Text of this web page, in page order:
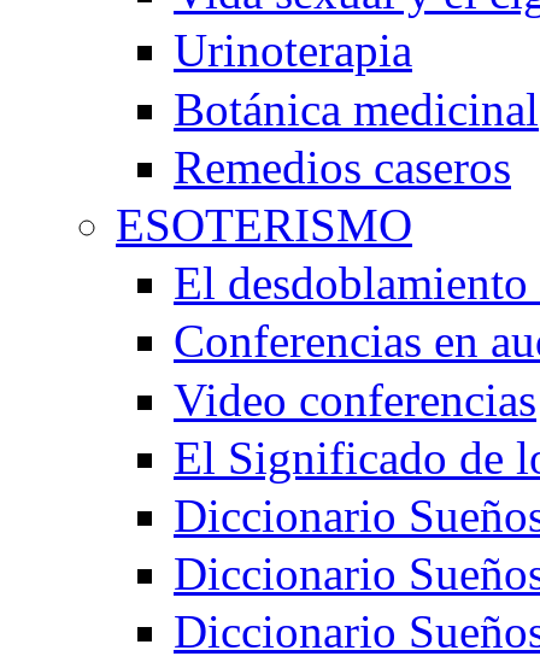
Urinoterapia
Botánica medicinal
Remedios caseros
ESOTERISMO
El desdoblamiento
Conferencias en
Video conferencias
El Significado de
Diccionario
Diccionario
Diccionario